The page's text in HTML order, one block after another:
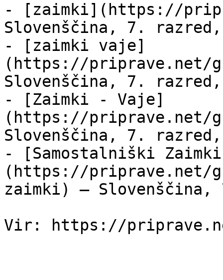
- [zaimki](https://
Slovenščina, 7. razred,
- [zaimki vaje]
(https://priprave.net/
Slovenščina, 7. razred,
- [Zaimki - Vaje]
(https://priprave.net/
Slovenščina, 7. razred,
- [Samostalniški
(https://priprave.net/
zaimki) — Slovenščina,